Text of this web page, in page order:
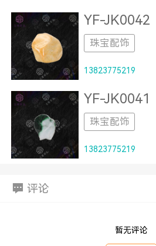
YF-JK0042
珠宝配饰
13823775219
YF-JK0041
珠宝配饰
13823775219
评论
暂无评论